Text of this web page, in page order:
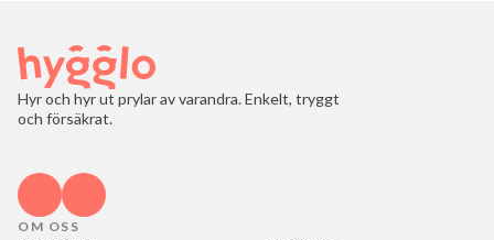
Hyr och hyr ut prylar av varandra. Enkelt, tryggt
och försäkrat.
OM OSS